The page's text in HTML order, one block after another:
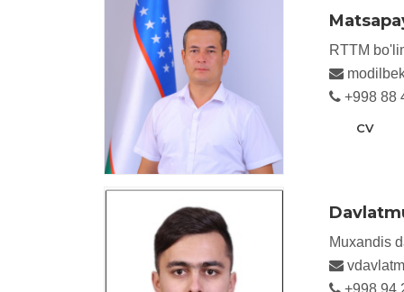
RTTM
+998 88
CV
Muxandis
+998 94